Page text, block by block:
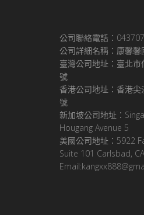
公司聯絡電話：
公司詳細名稱：康馨
臺灣公司地址：臺北
號
香港公司地址：香港
號
新加坡公司地址：
Hougang Avenue 5
美國公司地址：5922
Suite 101 Carlsbad,